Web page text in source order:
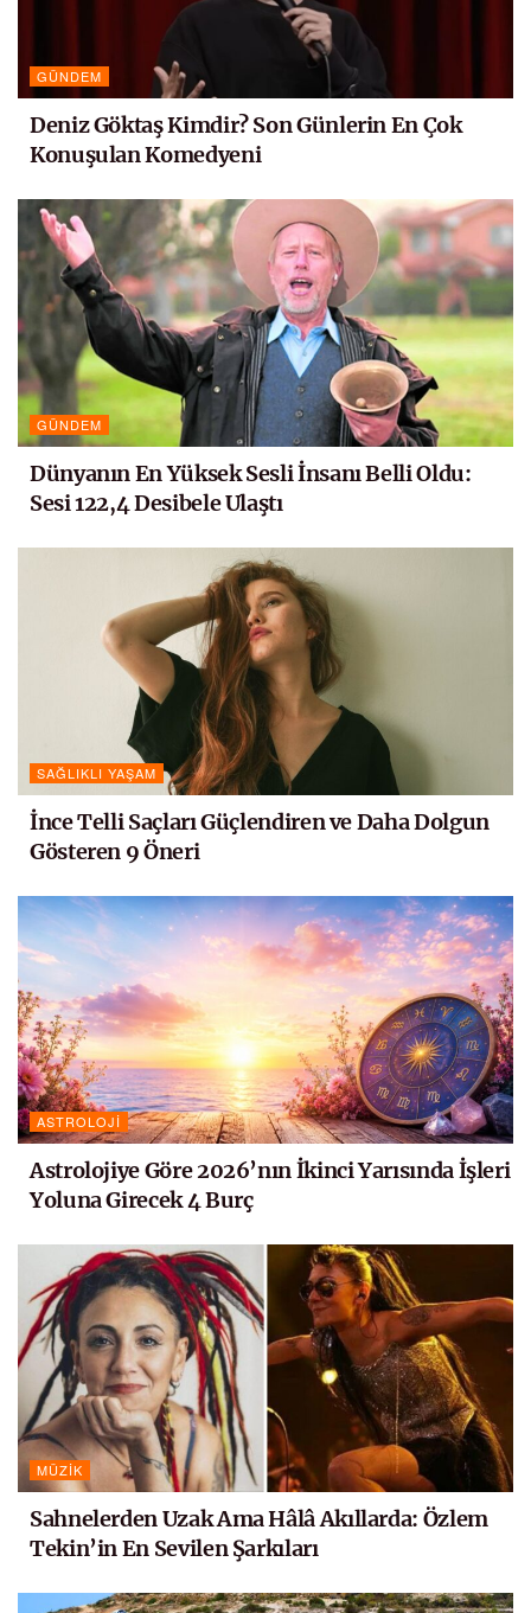
GÜNDEM
Deniz Göktaş Kimdir? Son Günlerin En Çok
Konuşulan Komedyeni
GÜNDEM
Dünyanın En Yüksek Sesli İnsanı Belli Oldu:
Sesi 122,4 Desibele Ulaştı
SAĞLIKLI YAŞAM
İnce Telli Saçları Güçlendiren ve Daha Dolgun
Gösteren 9 Öneri
ASTROLOJI
Astrolojiye Göre 2026’nın İkinci Yarısında İşleri
Yoluna Girecek 4 Burç
MÜZIK
Sahnelerden Uzak Ama Hâlâ Akıllarda: Özlem
Tekin’in En Sevilen Şarkıları